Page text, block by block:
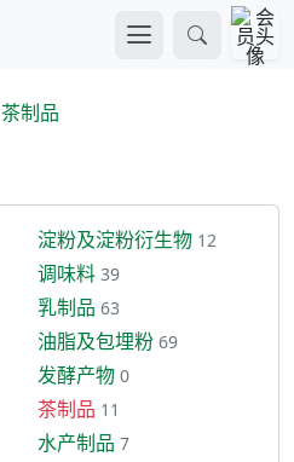
茶制品
淀粉及淀粉衍生物 12
调味料 39
乳制品 63
油脂及包埋粉 69
发酵产物 0
茶制品 11
水产制品 7